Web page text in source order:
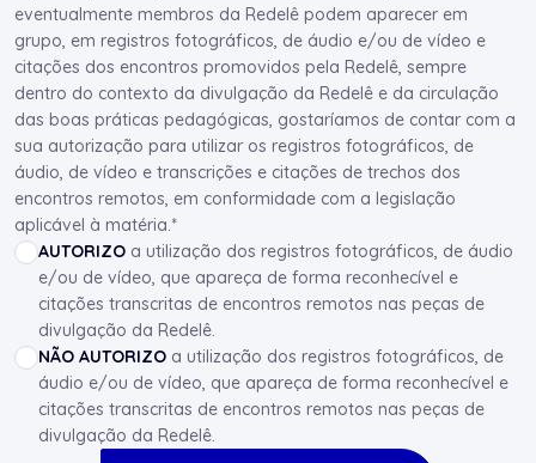
eventualmente membros da Redelê podem aparecer em
grupo, em registros fotográficos, de áudio e/ou de vídeo e
citações dos encontros promovidos pela Redelê, sempre
dentro do contexto da divulgação da Redelê e da circulação
das boas práticas pedagógicas, gostaríamos de contar com a
sua autorização para utilizar os registros fotográficos, de
áudio, de vídeo e transcrições e citações de trechos dos
encontros remotos, em conformidade com a legislação
aplicável à matéria.*
AUTORIZO a utilização dos registros fotográficos, de áudio
e/ou de vídeo, que apareça de forma reconhecível e
citações transcritas de encontros remotos nas peças de
divulgação da Redelê.
NÃO AUTORIZO a utilização dos registros fotográficos, de
áudio e/ou de vídeo, que apareça de forma reconhecível e
citações transcritas de encontros remotos nas peças de
divulgação da Redelê.